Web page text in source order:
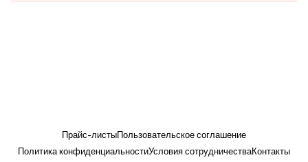
Прайс-листыПользовательское соглашение
Политика конфиденциальностиУсловия сотрудничестваКонтакты